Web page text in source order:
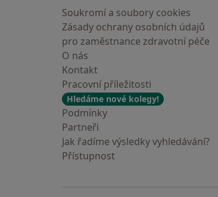
Soukromí a soubory cookies
Zásady ochrany osobních údajů
pro zaměstnance zdravotní péče
O nás
Kontakt
Pracovní příležitosti
Hledáme nové kolegy!
Podmínky
Partneři
Jak řadíme výsledky vyhledávání?
Přístupnost